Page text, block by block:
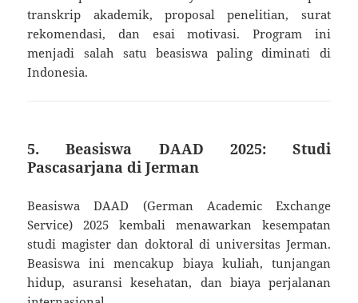
transkrip akademik, proposal penelitian, surat
rekomendasi, dan esai motivasi. Program ini
menjadi salah satu beasiswa paling diminati di
Indonesia.
5. Beasiswa DAAD 2025: Studi
Pascasarjana di Jerman
Beasiswa DAAD (German Academic Exchange
Service) 2025 kembali menawarkan kesempatan
studi magister dan doktoral di universitas Jerman.
Beasiswa ini mencakup biaya kuliah, tunjangan
hidup, asuransi kesehatan, dan biaya perjalanan